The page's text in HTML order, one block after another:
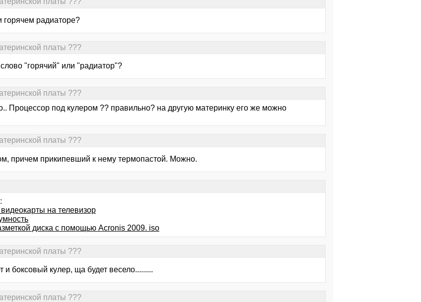
горячем радиаторе?
платы ???
"горячий" или "радиатор"?
платы ???
Процессор под кулером ?? правильно? на другую материнку его же можно
платы ???
причем прикипевший к нему термопастой. Можно.
на телевизор
диска с помощью Acronis 2009. iso
платы ???
и боксовый кулер, ща будет весело.........
платы ???